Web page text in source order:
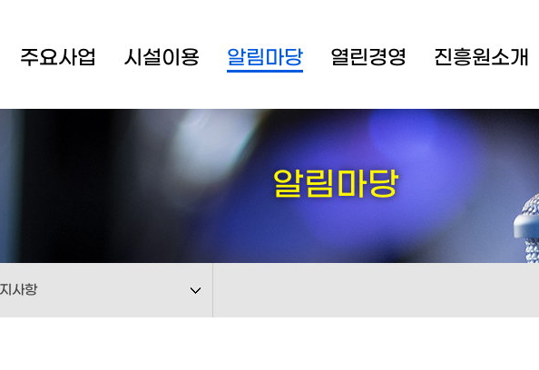
주요사업 시설이용 알림마당 열린경영 진흥원소개
알림마당
사항